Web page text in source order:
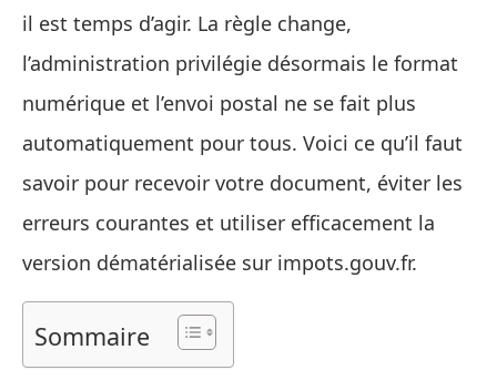
il est temps d’agir. La règle change,
l’administration privilégie désormais le format
numérique et l’envoi postal ne se fait plus
automatiquement pour tous. Voici ce qu’il faut
savoir pour recevoir votre document, éviter les
erreurs courantes et utiliser efficacement la
version dématérialisée sur impots.gouv.fr.
Sommaire